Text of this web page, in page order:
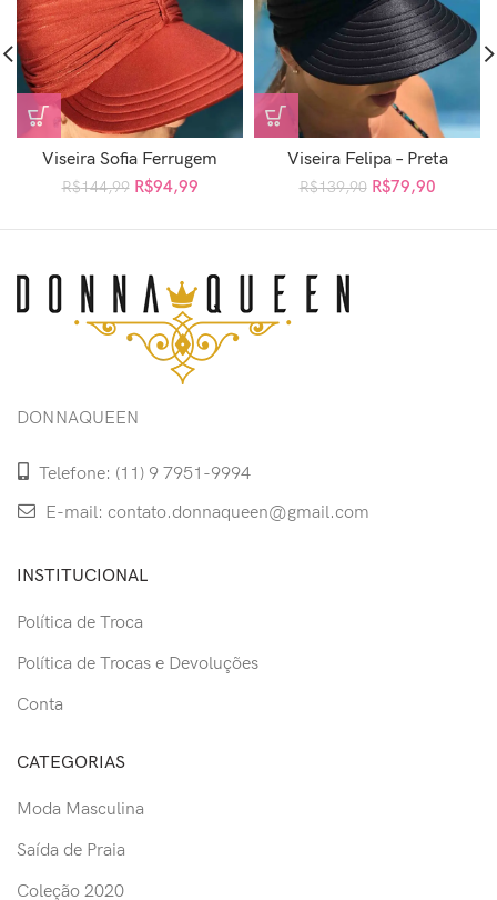
Viseira Sofia Ferrugem
R$144,99 R$94,99
Viseira Felipa – Preta
R$139,90 R$79,90
DONNAQUEEN
Telefone: (11) 9 7951-9994
E-mail: contato.donnaqueen@gmail.com
INSTITUCIONAL
Política de Troca
Política de Trocas e Devoluções
Conta
CATEGORIAS
Moda Masculina
Saída de Praia
Coleção 2020